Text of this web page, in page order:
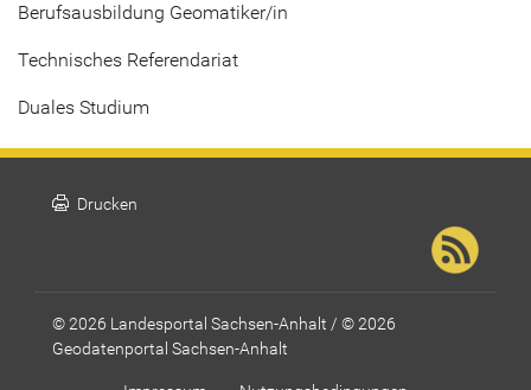
Berufsausbildung Geomatiker/in
Technisches Referendariat
Duales Studium
print Drucken
© 2026 Landesportal Sachsen-Anhalt / © 2026
Geodatenportal Sachsen-Anhalt